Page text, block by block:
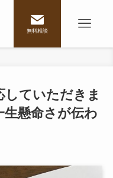
無料相談
していただきま
生懸命さが伝わ